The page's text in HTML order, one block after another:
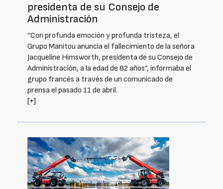
presidenta de su Consejo de
Administración
“Con profunda emoción y profunda tristeza, el
Grupo Manitou anuncia el fallecimiento de la señora
Jacqueline Himsworth, presidenta de su Consejo de
Administración, a la edad de 82 años”, informaba el
grupo francés a través de un comunicado de
prensa el pasado 11 de abril.
[+]